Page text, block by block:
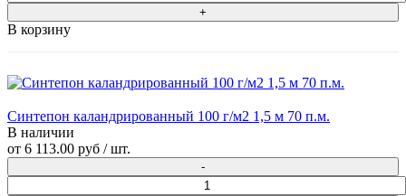
В корзину
Синтепон каландрированный 100 г/м2 1,5 м 70 п.м.
В наличии
от 6 113.00 руб / шт.